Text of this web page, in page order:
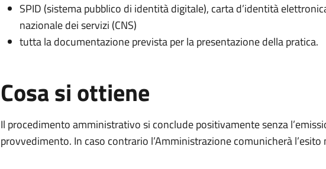
SPID (sistema pubblico di identità digitale), carta d’identità
nazionale dei servizi (CNS)
tutta la documentazione prevista per la presentazione della pratica.
Cosa si ottiene
Il procedimento amministrativo si conclude positivamente senza
provvedimento. In caso contrario l’Amministrazione comunicherà l’esito